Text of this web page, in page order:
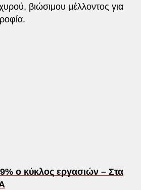
βιώσιμου μέλλοντος για
ο κύκλος εργασιών – Στα